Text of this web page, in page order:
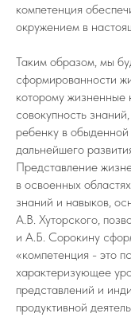
компетенция
окружением в
Таким образом, мы
сформированности
которому жизненные
совокупность
ребенку в
дальнейшего
Представление
в освоенных
знаний и навыков,
А.В. Хуторского,
и А.Б. Сорокину
«компетенция - это
характеризующее
представлений и
продуктивной